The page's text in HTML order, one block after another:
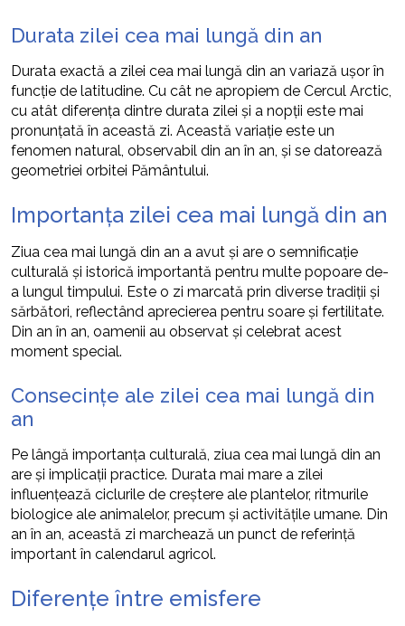
Durata zilei cea mai lungă din an
Durata exactă a zilei cea mai lungă din an variază ușor în
funcție de latitudine. Cu cât ne apropiem de Cercul Arctic,
cu atât diferența dintre durata zilei și a nopții este mai
pronunțată în această zi. Această variație este un
fenomen natural, observabil din an în an, și se datorează
geometriei orbitei Pământului.
Importanța zilei cea mai lungă din an
Ziua cea mai lungă din an a avut și are o semnificație
culturală și istorică importantă pentru multe popoare de-
a lungul timpului. Este o zi marcată prin diverse tradiții și
sărbători, reflectând aprecierea pentru soare și fertilitate.
Din an în an, oamenii au observat și celebrat acest
moment special.
Consecințe ale zilei cea mai lungă din
an
Pe lângă importanța culturală, ziua cea mai lungă din an
are și implicații practice. Durata mai mare a zilei
influențează ciclurile de creștere ale plantelor, ritmurile
biologice ale animalelor, precum și activitățile umane. Din
an în an, această zi marchează un punct de referință
important în calendarul agricol.
Diferențe între emisfere